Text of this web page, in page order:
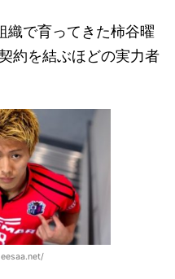
織で育ってきた柿谷曜
約を結ぶほどの実力者